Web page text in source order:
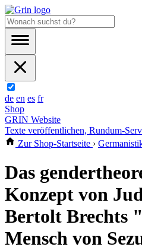
de en es fr
Shop
GRIN Website
Texte veröffentlichen, Rundum-
Zur Shop-Startseite ›
Das
Konzept von
Bertolt Brechts
Mensch von